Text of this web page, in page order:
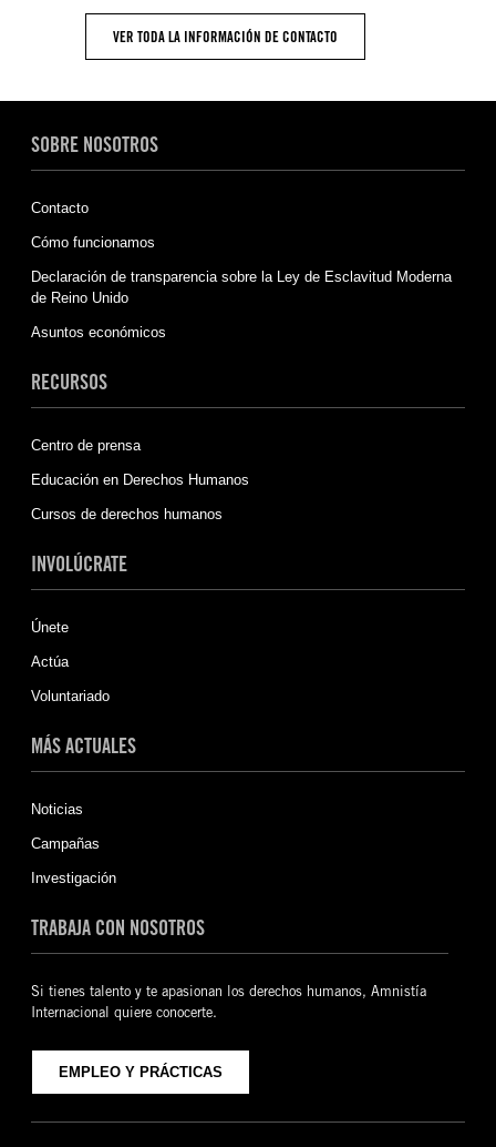
VER TODA LA INFORMACIÓN DE CONTACTO
SOBRE NOSOTROS
Contacto
Cómo funcionamos
Declaración de transparencia sobre la Ley de Esclavitud Moderna
de Reino Unido
Asuntos económicos
RECURSOS
Centro de prensa
Educación en Derechos Humanos
Cursos de derechos humanos
INVOLÚCRATE
Únete
Actúa
Voluntariado
MÁS ACTUALES
Noticias
Campañas
Investigación
TRABAJA CON NOSOTROS
Si tienes talento y te apasionan los derechos humanos, Amnistía
Internacional quiere conocerte.
EMPLEO Y PRÁCTICAS